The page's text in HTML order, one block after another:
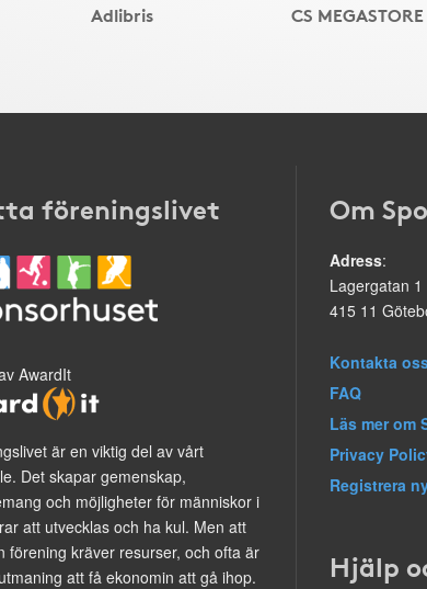
Adlibris CS MEGASTORE
föreningslivet
AwardIt
är en viktig del av vårt
Det skapar gemenskap,
och möjligheter för människor i
att utvecklas och ha kul. Men att
förening kräver resurser, och ofta är
att få ekonomin att gå ihop.
Om
Adress:
Lagergatan
415 11
Kontakta
FAQ
Läs mer om
Privacy
Registrera
Hjälp